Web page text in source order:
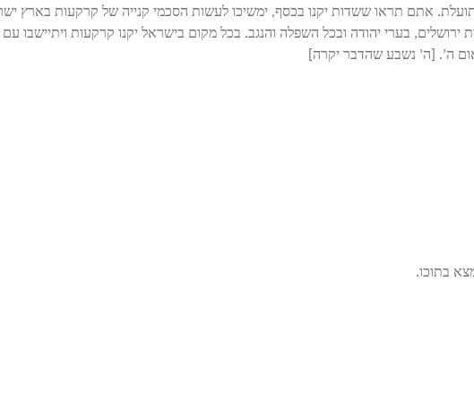
אתם תראו ששדות יקנו בכסף, ימשיכו לעשות הסכמי קנייה של קרקעות בארץ
בערי יהודה ובכל השפלה והנגב. בכל מקום בישראל יקנו קרקעות ויתיישבו עם
ה’. [ה’ נשבע שהדבר יקרה]
בתוכו.